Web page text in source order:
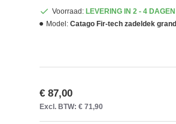
Voorraad: LEVERING IN 2 - 4 DAGEN
Model: Catago Fir-tech zadeldek grand
€ 87,00
Excl. BTW: € 71,90